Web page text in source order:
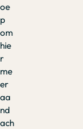
oe
p
om
hie
r
me
er
aa
nd
ach